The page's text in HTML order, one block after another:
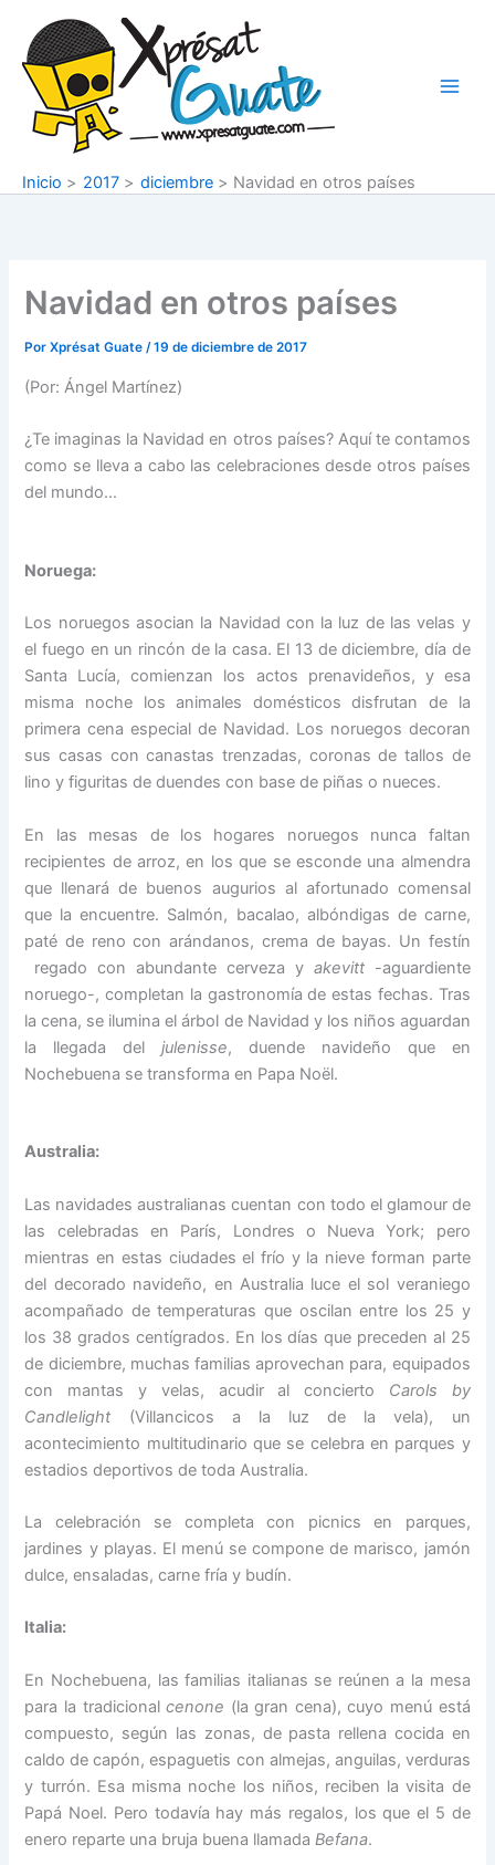
contenido
Inicio 2017 diciembre Navidad en otros países
Navidad en otros países
PorXprésat Guate/19 de diciembre de 2017
(Por: Ángel Martínez)
¿Te imaginas la Navidad en otros países? Aquí te contamos
como se lleva a cabo las celebraciones desde otros países
del mundo…
Noruega:
Los noruegos asocian la Navidad con la luz de las velas y
el fuego en un rincón de la casa. El 13 de diciembre, día de
Santa Lucía, comienzan los actos prenavideños, y esa
misma noche los animales domésticos disfrutan de la
primera cena especial de Navidad. Los noruegos decoran
sus casas con canastas trenzadas, coronas de tallos de
lino y figuritas de duendes con base de piñas o nueces.
En las mesas de los hogares noruegos nunca faltan
recipientes de arroz, en los que se esconde una almendra
que llenará de buenos augurios al afortunado comensal
que la encuentre. Salmón, bacalao, albóndigas de carne,
paté de reno con arándanos, crema de bayas. Un festín
regado con abundante cerveza y akevitt-aguardiente
noruego-, completan la gastronomía de estas fechas. Tras
la cena, se ilumina el árbol de Navidad y los niños aguardan
la llegada del julenisse, duende navideño que en
Nochebuena se transforma en Papa Noël.
Australia:
Las navidades australianas cuentan con todo el glamour de
las celebradas en París, Londres o Nueva York; pero
mientras en estas ciudades el frío y la nieve forman parte
del decorado navideño, en Australia luce el sol veraniego
acompañado de temperaturas que oscilan entre los 25 y
los 38 grados centígrados. En los días que preceden al 25
de diciembre, muchas familias aprovechan para, equipados
con mantas y velas, acudir al concierto Carols by
Candlelight (Villancicos a la luz de la vela), un
acontecimiento multitudinario que se celebra en parques y
estadios deportivos de toda Australia.
La celebración se completa con picnics en parques,
jardines y playas. El menú se compone de marisco, jamón
dulce, ensaladas, carne fría y budín.
Italia:
En Nochebuena, las familias italianas se reúnen a la mesa
para la tradicionalcenone (la gran cena), cuyo menú está
compuesto, según las zonas, de pasta rellena cocida en
caldo de capón, espaguetis con almejas, anguilas, verduras
y turrón. Esa misma noche los niños, reciben la visita de
Papá Noel. Pero todavía hay más regalos, los que el 5 de
enero reparte una bruja buena llamadaBefana.